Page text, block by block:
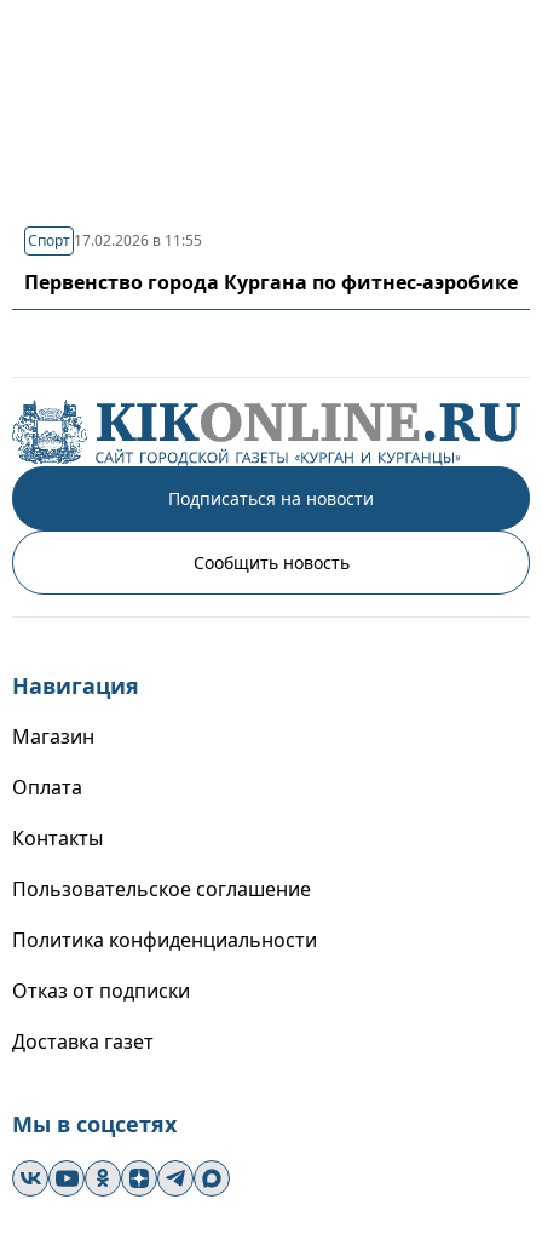
Спорт 17.02.2026 в 11:55
Первенство города Кургана по фитнес-аэробике
Подписаться на новости
Сообщить новость
Навигация
Магазин
Оплата
Контакты
Пользовательское соглашение
Политика конфиденциальности
Отказ от подписки
Доставка газет
Мы в соцсетях